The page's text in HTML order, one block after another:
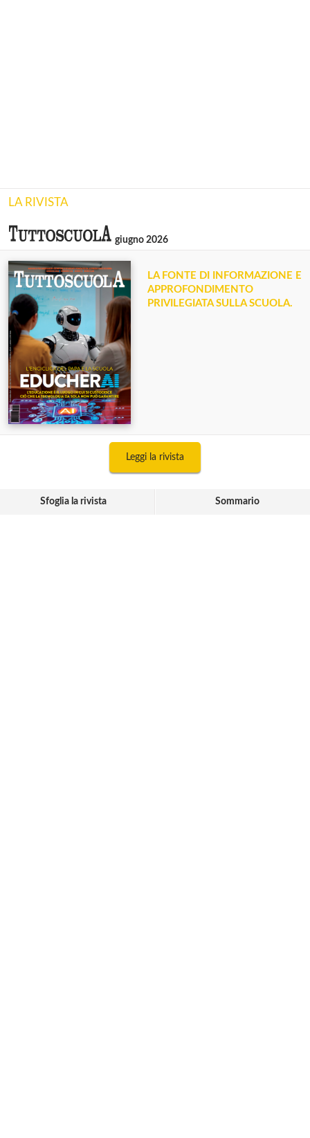
LA RIVISTA
giugno 2026
LA FONTE DI INFORMAZIONE E
APPROFONDIMENTO
PRIVILEGIATA SULLA SCUOLA.
Leggi la rivista
Sfoglia la rivista Sommario